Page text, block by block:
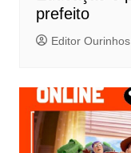
prefeito
Editor